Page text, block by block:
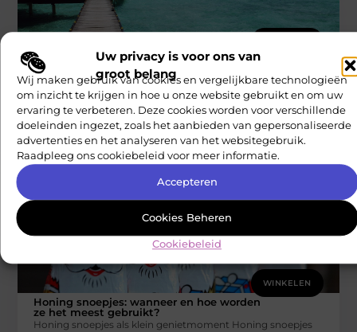
Uw privacy is voor ons van
groot belang
Wij maken gebruik van cookies en vergelijkbare technologieën
om inzicht te krijgen in hoe u onze website gebruikt en om uw
ervaring te verbeteren. Deze cookies worden voor verschillende
doeleinden ingezet, zoals het aanbieden van gepersonaliseerde
advertenties en het analyseren van het websitegebruik.
Raadpleeg ons cookiebeleid voor meer informatie.
Accepteren
Cookies Beheren
Cookiebeleid
Ontdek Vakantiepark in IJmuiden –
Perfect voor Gezinnen en Reisliefhebbers
Ben je op zoek naar de perfecte bestemming voor een
vakantie met het gezin of een avontuurlijke reis? Zoek niet
Nationale Carriere Check
WINKELEN
Honing snoepjes: wanneer en hoe worden
ze het meest gebruikt?
Honing snoepjes als klein genietmoment Honing snoepjes